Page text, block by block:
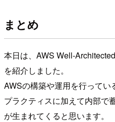
まとめ
本日は、AWS Well-
を紹介しました。
AWSの構築や運用を行ってい
プラクティスに加えて内部で
が生まれてくると思います。